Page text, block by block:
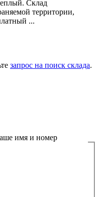
Склад
территории,
...
запрос на поиск склада.
имя и номер